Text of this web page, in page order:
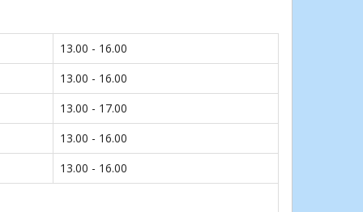
13.00 - 16.00
13.00 - 16.00
13.00 - 17.00
13.00 - 16.00
13.00 - 16.00